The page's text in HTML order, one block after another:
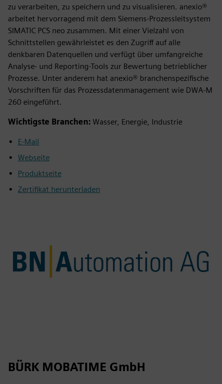
zu verarbeiten, zu speichern und zu visualisieren. anexio®
arbeitet hervorragend mit dem Siemens-Prozessleitsystem
SIMATIC PCS neo zusammen. Mit einer Vielzahl von
Schnittstellen gewährleistet es den Zugriff auf alle
denkbaren Datenquellen und verfügt über umfangreiche
Analyse- und Reporting-Tools zur Bewertung betrieblicher
Prozesse. Unter anderem hat anexio® branchenspezifische
Vorschriften für das Prozessdatenmanagement wie DWA-M
260 eingeführt.
Wichtigste Branchen: Wasser, Energie, Industrie
E-Mail
Webseite
Produktseite
Zertifikat herunterladen
BÜRK MOBATIME GmbH